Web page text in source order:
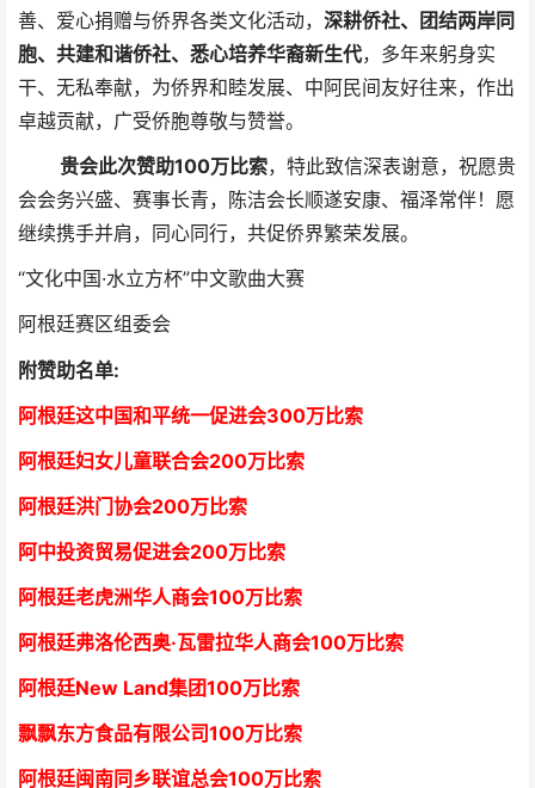
善、爱心捐赠与侨界各类文化活动， 深耕侨社、团结两岸同
胞、共建和谐侨社、悉心培养华裔新生代，多年来躬身实
干、无私奉献，为侨界和睦发展、中阿民间友好往来，作出
卓越贡献，广受侨胞尊敬与赞誉。
贵会此次赞助100万比索，特此致信深表谢意，祝愿贵
会会务兴盛、赛事长青，陈洁会长顺遂安康、福泽常伴！愿
继续携手并肩，同心同行，共促侨界繁荣发展。
“文化中国·水立方杯”中文歌曲大赛
阿根廷赛区组委会
附赞助名单:
阿根廷这中国和平统一促进会300万比索
阿根廷妇女儿童联合会200万比索
阿根廷洪门协会200万比索
阿中投资贸易促进会200万比索
阿根廷老虎洲华人商会100万比索
阿根廷弗洛伦西奥·瓦雷拉华人商会100万比索
阿根廷New Land集团100万比索
飘飘东方食品有限公司100万比索
阿根廷闽南同乡联谊总会100万比索